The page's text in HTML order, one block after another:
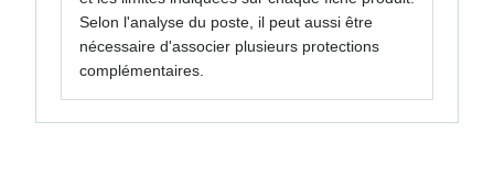
Selon l'analyse du poste, il peut aussi être
nécessaire d'associer plusieurs protections
complémentaires.